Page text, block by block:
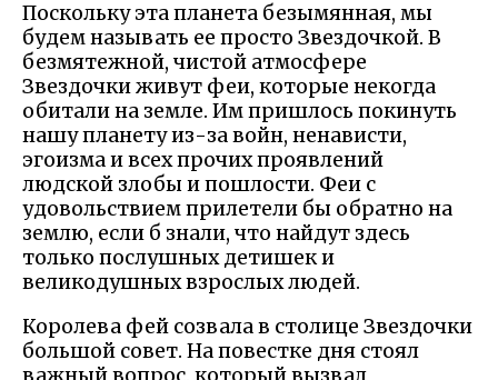
Поскольку эта планета безымянная, мы
будем называть ее просто Звездочкой. В
безмятежной, чистой атмосфере
Звездочки живут феи, которые некогда
обитали на земле. Им пришлось покинуть
нашу планету из-за войн, ненависти,
эгоизма и всех прочих проявлений
людской злобы и пошлости. Феи с
удовольствием прилетели бы обратно на
землю, если б знали, что найдут здесь
только послушных детишек и
великодушных взрослых людей.
Королева фей созвала в столице Звездочки
большой совет. На повестке дня стоял
важный вопрос, который вызвал